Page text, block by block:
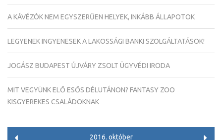
A KÁVÉZÓK NEM EGYSZERŰEN HELYEK, INKÁBB ÁLLAPOTOK
LEGYENEK INGYENESEK A LAKOSSÁGI BANKI SZOLGÁLTATÁSOK!
JOGÁSZ BUDAPEST ÚJVÁRY ZSOLT ÜGYVÉDI IRODA
MIT VEGYÜNK ELŐ ESŐS DÉLUTÁNON? FANTASY ZOO
KISGYEREKES CSALÁDOKNAK
2016. október